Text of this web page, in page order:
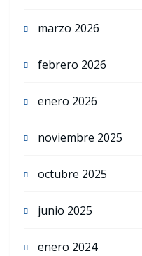
marzo 2026
febrero 2026
enero 2026
noviembre 2025
octubre 2025
junio 2025
enero 2024